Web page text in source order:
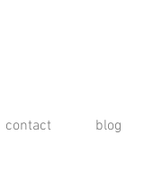
contact blog